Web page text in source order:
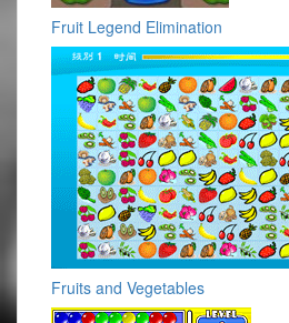
Fruit Legend Elimination
Fruits and Vegetables